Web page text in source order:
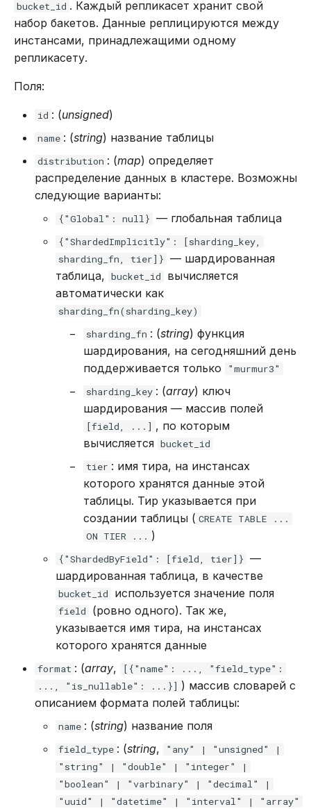
Использование журнала
аудита
Рекомендации по
Настройка Systemd
Устранение неполадок
DROP PLUGIN
DROP USER
EXPLAIN
GRANT
SELECT
TRUNCATE TABLE
UPDATE
Описание плагинов
_pico_plugin
_pico_service_route
_pico_plugin_migration
_pico_plugin_config
bucket_id . Каждый репликасет хранит свой
набор бакетов. Данные реплицируются между
инстансами, принадлежащими одному
репликасету.
Поля:
id : (unsigned)
name : (string) название таблицы
distribution : (map) определяет
распределение данных в кластере. Возможны
следующие варианты:
{"Global": null} — глобальная таблица
{"ShardedImplicitly": [sharding_key,
sharding_fn, tier]} — шардированная
таблица, bucket_id
вычисляется
автоматически как
sharding_fn(sharding_key)
sharding_fn : (string) функция
шардирования, на сегодняшний день
поддерживается только
"murmur3"
sharding_key : (array) ключ
шардирования — массив полей
[field, ...] , по которым
вычисляется bucket_id
tier : имя тира, на инстансах
которого хранятся данные этой
таблицы. Тир указывается при
создании таблицы ( CREATE TABLE ...
ON TIER ... )
{"ShardedByField": [field, tier]} —
шардированная таблица, в качестве
bucket_id используется значение поля
field
(ровно одного). Так же,
указывается имя тира, на инстансах
которого хранятся данные
format : (array,
[{"name": ..., "field_type":
..., "is_nullable": ...}] ) массив словарей с
описанием формата полей таблицы:
name : (string) название поля
field_type : (string,
"any" | "unsigned" |
"string" | "double" | "integer" |
"boolean" | "varbinary" | "decimal" |
"uuid" | "datetime" | "interval" | "array"